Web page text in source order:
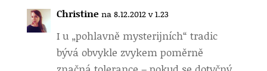
Christine na 8.12.2012 v 1.23
I u „pohlavně mysterijních“ tradic
bývá obvykle zvykem poměrně